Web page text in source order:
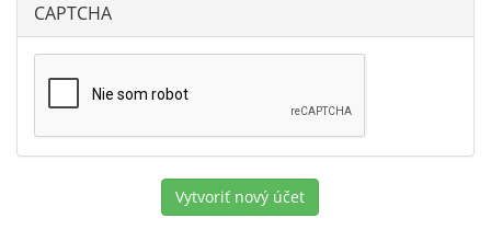
CAPTCHA
Vytvoriť nový účet